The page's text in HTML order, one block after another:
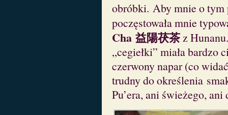
obróbki. Aby mnie o tym
poczęstowała mnie
Cha 益陽茯茶z
„cegiełki” miała bardzo
czerwony napar (co
trudny do określenia
Pu’era, ani świeżego, ani